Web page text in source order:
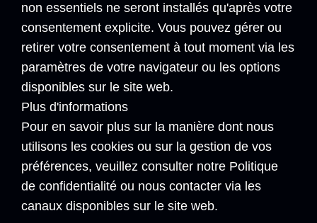
non essentiels ne seront installés qu'après votre
consentement explicite. Vous pouvez gérer ou
retirer votre consentement à tout moment via les
paramètres de votre navigateur ou les options
disponibles sur le site web.
Plus d'informations
Pour en savoir plus sur la manière dont nous
utilisons les cookies ou sur la gestion de vos
préférences, veuillez consulter notre Politique
de confidentialité ou nous contacter via les
canaux disponibles sur le site web.